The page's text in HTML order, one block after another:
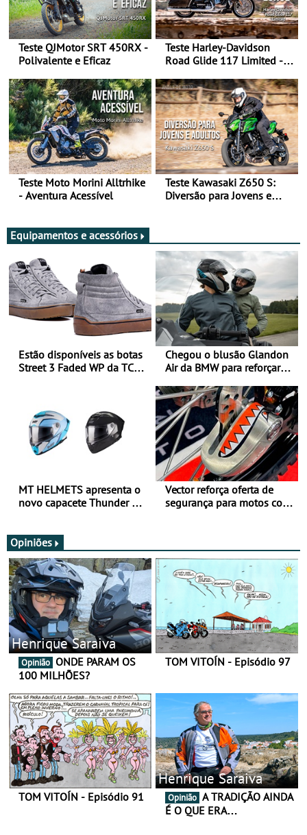
Teste QJMotor SRT 450RX -
Polivalente e Eficaz
Teste Harley-Davidson
Road Glide 117 Limited - A
Teste Moto Morini Alltrhike
- Aventura Acessível
Teste Kawasaki Z650 S:
Diversão para Jovens e
Equipamentos e acessórios
Estão disponíveis as botas
Street 3 Faded WP da TCX
Chegou o blusão Glandon
Air da BMW para reforçar
verão
MT HELMETS apresenta o
novo capacete Thunder 4 R
Vector reforça oferta de
segurança para motos com
Opiniões
Henrique Saraiva
Opinião
100 MILHÕES?
TOM VITOÍN - Episódio 97
TOM VITOÍN - Episódio 91
Henrique Saraiva
Opinião
É O QUE ERA…